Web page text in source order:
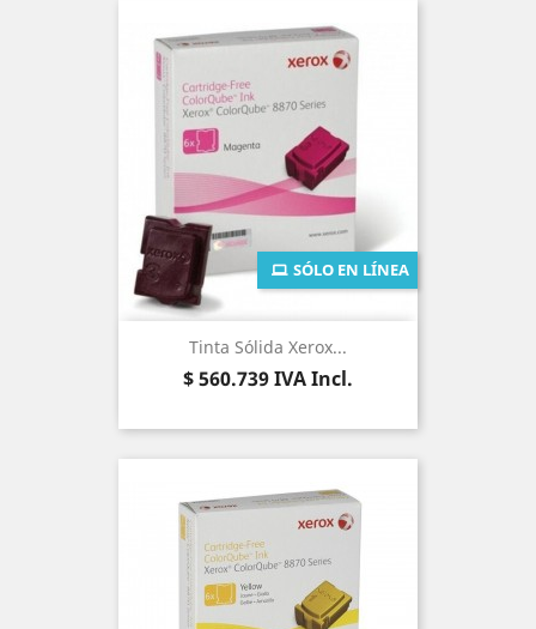
Tinta Sólida Xerox...
Precio
$ 560.739IVA Incl.
SÓLO EN LÍNEA